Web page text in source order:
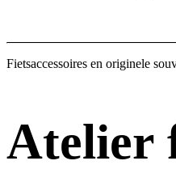
Fietsaccessoires en originele
Atelier